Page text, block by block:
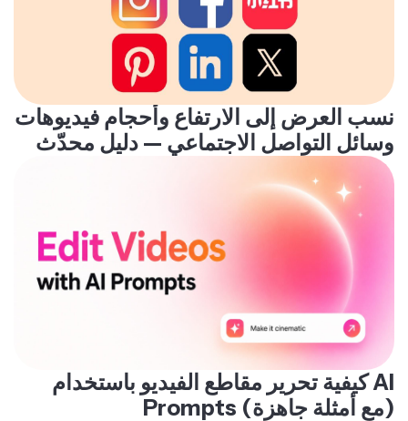
نسب العرض إلى الارتفاع وأحجام فيديوهات
وسائل التواصل الاجتماعي — دليل محدّث
كيفية تحرير مقاطع الفيديو باستخدام AI
Prompts (مع أمثلة جاهزة)